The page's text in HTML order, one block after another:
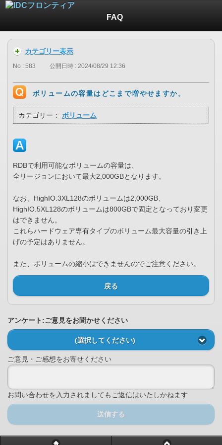
FAQ
カテゴリー表示
No : 583 公開日時 : 2024/08/29 12:36
ボリュームの容量はどこまで増やせますか。
カテゴリー： ボリューム
RDBで利用可能なボリュームの容量は、
全リージョンにおいて最大2,000GBとなります。
なお、HighIO.3XL128のボリュームは2,000GB、
HighIO.5XL128のボリュームは800GBで固定となっており変更
はできません。
これらハードウェア専有タイプのボリューム最大容量の引き上
げの予定はありません。
また、ボリュームの縮小はできませんのでご注意ください。
戻る
アンケート:ご意見をお聞かせください
(選択してください)
ご意見・ご感想をお寄せください
お問い合わせを入力されましてもご返信はいたしかねます
送信する